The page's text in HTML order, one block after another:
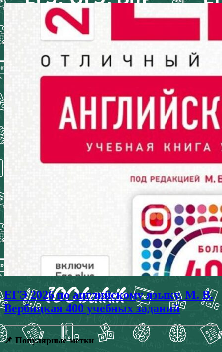
ЕГЭ 2026 по английскому языку. М. В.
Вербицкая 400 учебных заданий
📌 Популярные метки